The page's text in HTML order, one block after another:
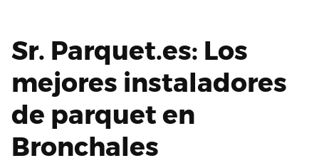
Sr. Parquet.es: Los
mejores instaladores
de parquet en
Bronchales